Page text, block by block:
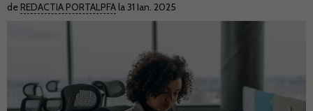
de REDACTIA PORTALPFA la 31 Ian. 2025